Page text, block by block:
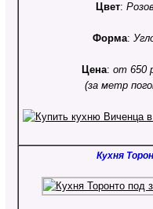
Цвет:
Форма:
Цена: от 650
(за метр
Кухня